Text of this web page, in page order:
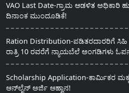
VAO Last Date-ಗ್ರಾಮ ಆಡಳಿತ ಅಧಿಕಾರಿ
ದಿನಾಂಕ ಮುಂದೂಡಿಕೆ!
Ration Distribution-ಪಡಿತರದಾರರಿಗೆ ಸಿಹಿ
ರಾತ್ರಿ 10 ರವರೆಗೆ ನ್ಯಾಯಬೆಲೆ ಅಂಗಡಿಗಳು
Scholarship Application-ಕಾರ್ಮಿಕರ
ಆನ್‍ಲೈನ್ ಅರ್ಜಿ ಆಹ್ವಾನ!